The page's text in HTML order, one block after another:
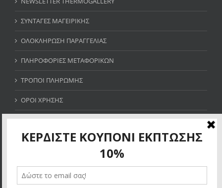
ΣΥΝΤΑΓΕΣ ΜΑΓΕΙΡΙΚΗΣ
ΟΛΟΚΛΗΡΩΣΗ ΠΑΡΑΓΓΕΛΙΑΣ
ΠΛΗΡΟΦΟΡΙΕΣ ΜΕΤΑΦΟΡΙΚΩΝ
ΤΡΟΠΟΙ ΠΛΗΡΩΜΗΣ
ΟΡΟΙ ΧΡΗΣΗΣ
SITE MAP
ΚΕΡΔΙΣΤΕ ΚΟΥΠΟΝΙ ΕΚΠΤΩΣΗΣ 10%